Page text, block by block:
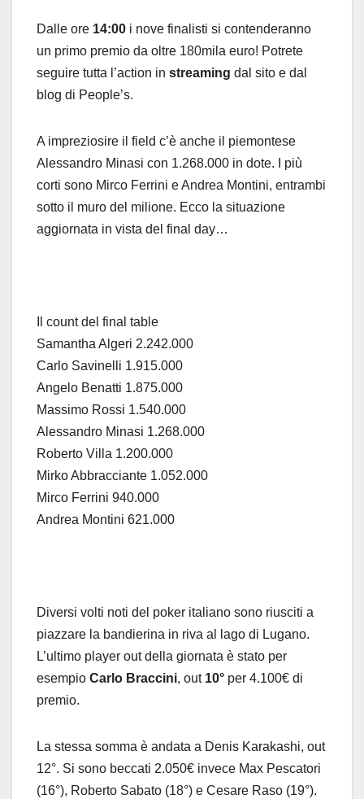
Dalle ore 14:00 i nove finalisti si contenderanno
un primo premio da oltre 180mila euro! Potrete
seguire tutta l’action in streaming dal sito e dal
blog di People’s.
A impreziosire il field c’è anche il piemontese
Alessandro Minasi con 1.268.000 in dote. I più
corti sono Mirco Ferrini e Andrea Montini, entrambi
sotto il muro del milione. Ecco la situazione
aggiornata in vista del final day…
Il count del final table
Samantha Algeri 2.242.000
Carlo Savinelli 1.915.000
Angelo Benatti 1.875.000
Massimo Rossi 1.540.000
Alessandro Minasi 1.268.000
Roberto Villa 1.200.000
Mirko Abbracciante 1.052.000
Mirco Ferrini 940.000
Andrea Montini 621.000
Diversi volti noti del poker italiano sono riusciti a
piazzare la bandierina in riva al lago di Lugano.
L’ultimo player out della giornata è stato per
esempio Carlo Braccini, out 10° per 4.100€ di
premio.
La stessa somma è andata a Denis Karakashi, out
12°. Si sono beccati 2.050€ invece Max Pescatori
(16°), Roberto Sabato (18°) e Cesare Raso (19°).